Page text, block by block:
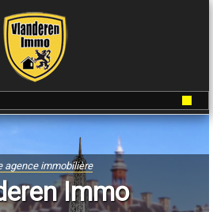
agence immobilière
Immo